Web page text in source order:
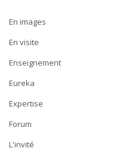
En images
En visite
Enseignement
Eureka
Expertise
Forum
L'invité